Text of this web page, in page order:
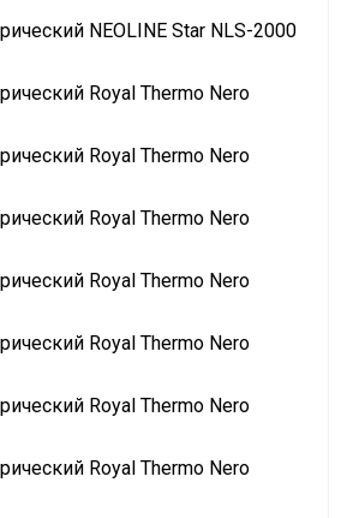
NEOLINE Star NLS-2000
Royal Thermo Nero
Royal Thermo Nero
Royal Thermo Nero
Royal Thermo Nero
Royal Thermo Nero
Royal Thermo Nero
Royal Thermo Nero